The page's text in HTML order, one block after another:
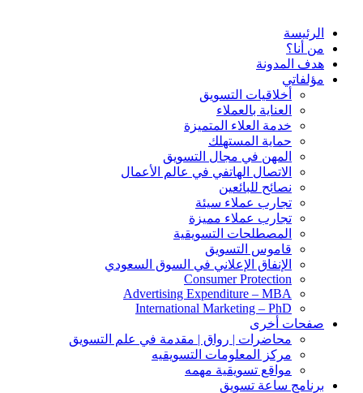
الرئيسة
من أنا؟
هدف المدونة
مؤلفاتي
أخلاقيات التسويق
العناية بالعملاء
خدمة العلاء المتميزة
حماية المستهلك
المهن في مجال التسويق
الاتصال الهاتفي في عالم الأعمال
نصائح للبائعين
تجارب عملاء سيئة
تجارب عملاء مميزة
المصطلحات التسويقية
قاموس التسويق
الإنفاق الإعلاني في السوق السعودي
Consumer Protection
Advertising Expenditure – MBA
International Marketing – PhD
صفحات أخرى
محاضرات | رواق | مقدمة في علم التسويق
مركز المعلومات التسويقيه
مواقع تسويقية مهمه
برنامج ساعة تسويق